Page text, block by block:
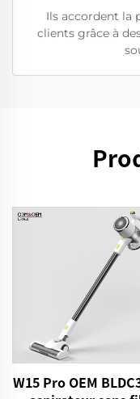
Ils accordent la
clients grâce à
W15 Pro OEM